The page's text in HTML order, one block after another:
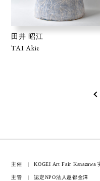
田井 昭江
TAI Akie
主催 KOGEI Art Fair Kanazawa
主管 認定NPO法人趣都金澤